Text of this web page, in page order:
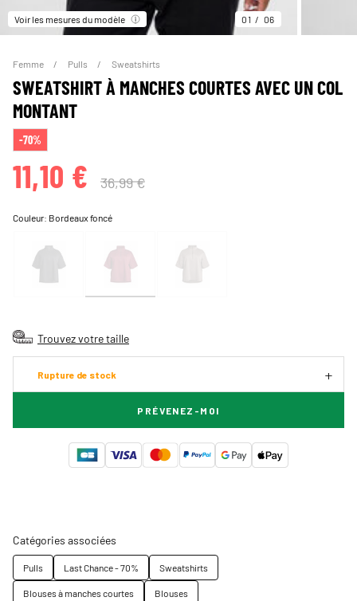
Voir les mesures du modèle 01 06
Femme Pulls Sweatshirts
SWEATSHIRT À MANCHES COURTES AVEC UN COL
MONTANT
-70%
11,10 € 36,99 €
Couleur: Bordeaux foncé
Trouvez votre taille
Rupture de stock
PRÉVENEZ-MOI
Catégories associées
Pulls Last Chance - 70%
Sweatshirts
Blouses à manches courtes
Blouses